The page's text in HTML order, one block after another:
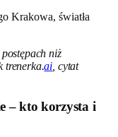
niż
trenerka.ai , cytat
– kto korzysta i